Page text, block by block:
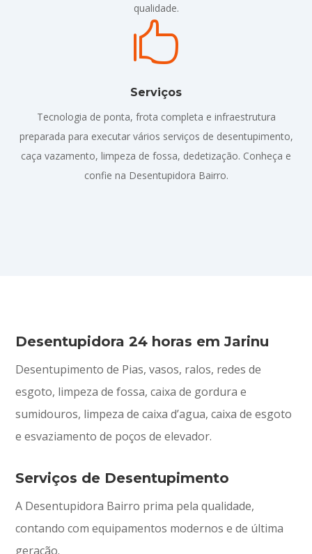
qualidade.

Serviços
Tecnologia de ponta, frota completa e infraestrutura
preparada para executar vários serviços de desentupimento,
caça vazamento, limpeza de fossa, dedetização. Conheça e
confie na Desentupidora Bairro.
Desentupidora 24 horas em Jarinu
Desentupimento de Pias, vasos, ralos, redes de
esgoto, limpeza de fossa, caixa de gordura e
sumidouros, limpeza de caixa d’agua, caixa de esgoto
e esvaziamento de poços de elevador.
Serviços de Desentupimento
A Desentupidora Bairro prima pela qualidade,
contando com equipamentos modernos e de última
geração.